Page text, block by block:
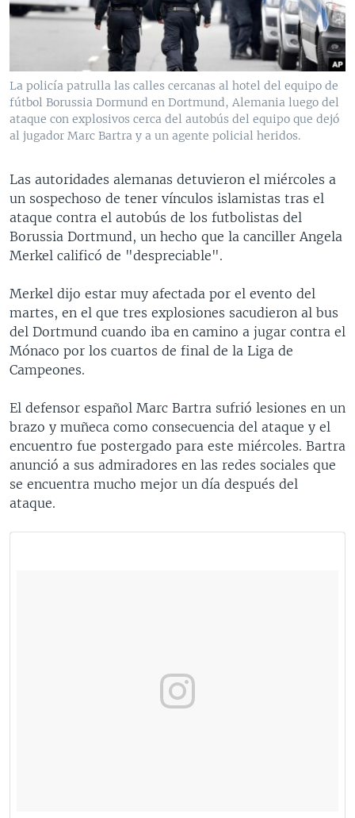
VENEZUELA
NICARAGUA
ECONOMÍA
ENTRETENIMIENTO Y CULTURA
TECNOLOGÍA
DEPORTES
CIENCIA Y SALUD
MULTIMEDIA
FOTOGRAFÍA
AUDIOS
EL MUNDO AL DÍA
FORO INTERAMERICANO
VISIÓN 360
PANORAMA
RADIO
AVANCE INFORMATIVO
AUDIONOTICIAS
ESTADOS UNIDOS AL DÍA
EL MUNDO AL DÍA [RADIO]
FORO [RADIO]
NOTA ECONÓMICA
ENTRETENIMIENTO
DIRECT
DOCUMENTALES DE LA VOA
SÍGANOS
Idiomas
La policía patrulla las calles cercanas al hotel del equipo de
fútbol Borussia Dormund en Dortmund, Alemania luego del
ataque con explosivos cerca del autobús del equipo que dejó
al jugador Marc Bartra y a un agente policial heridos.
Las autoridades alemanas detuvieron el miércoles a
un sospechoso de tener vínculos islamistas tras el
ataque contra el autobús de los futbolistas del
Borussia Dortmund, un hecho que la canciller Angela
Merkel calificó de "despreciable".
Merkel dijo estar muy afectada por el evento del
martes, en el que tres explosiones sacudieron al bus
del Dortmund cuando iba en camino a jugar contra el
Mónaco por los cuartos de final de la Liga de
Campeones.
El defensor español Marc Bartra sufrió lesiones en un
brazo y muñeca como consecuencia del ataque y el
encuentro fue postergado para este miércoles. Bartra
anunció a sus admiradores en las redes sociales que
se encuentra mucho mejor un día después del
ataque.